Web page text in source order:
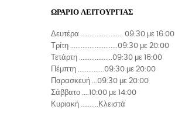
ΩΡΑΡΙΟ ΛΕΙΤΟΥΡΓΙΑΣ
Δευτέρα ........................ 09:30 με 16:00
Τρίτη ...........................09:30 με 20:00
Τετάρτη ...................09:30 με 16:00
Πέμπτη ...............09:30 με 20:00
Παρασκευή ...09:30 με 20:00
Σάββατο ....10:00 με 14:00
Κυριακή ..........Κλειστά